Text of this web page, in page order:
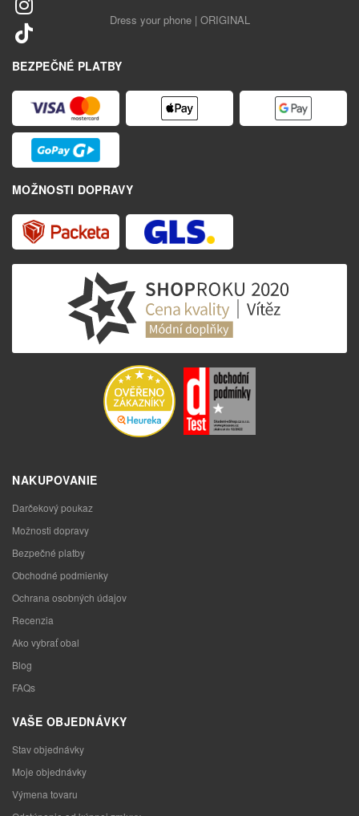
Dress your phone | ORIGINAL
BEZPEČNÉ PLATBY
MOŽNOSTI DOPRAVY
NAKUPOVANIE
Darčekový poukaz
Možnosti dopravy
Bezpečné platby
Obchodné podmienky
Ochrana osobných údajov
Recenzia
Ako vybrať obal
Blog
FAQs
VAŠE OBJEDNÁVKY
Stav objednávky
Moje objednávky
Výmena tovaru